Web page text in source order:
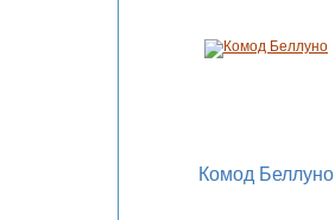
Комод Беллуно